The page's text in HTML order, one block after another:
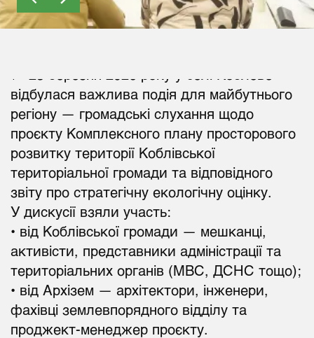
відбулася важлива подія для майбутнього
регіону — громадські слухання щодо
проєкту Комплексного плану просторового
розвитку території Коблівської
територіальної громади та відповідного
звіту про стратегічну екологічну оцінку.
У дискусії взяли участь:
• від Коблівської громади — мешканці,
активісти, представники адміністрації та
територіальних органів (МВС, ДСНС тощо);
• від Архізем — архітектори, інженери,
фахівці землевпорядного відділу та
проджект-менеджер проєкту.